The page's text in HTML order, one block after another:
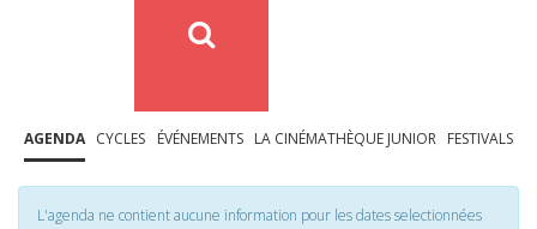
AGENDA CYCLES ÉVÉNEMENTS LA CINÉMATHÈQUE JUNIOR FESTIVALS
L'agenda ne contient aucune information pour les dates selectionnées